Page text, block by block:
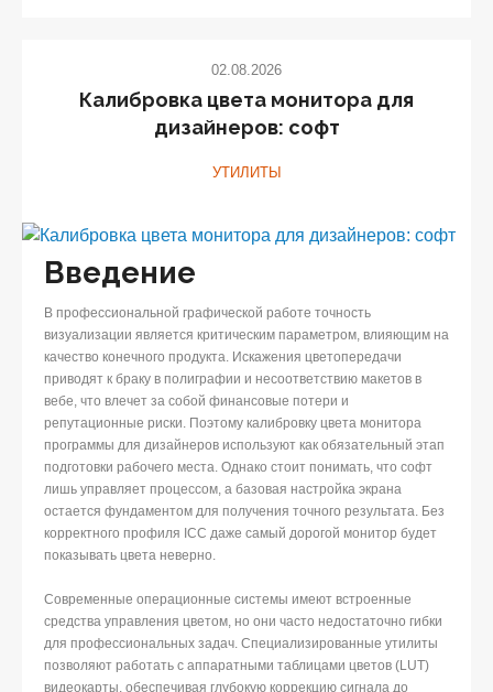
02.08.2026
Калибровка цвета монитора для
дизайнеров: софт
УТИЛИТЫ
Введение
В профессиональной графической работе точность
визуализации является критическим параметром, влияющим на
качество конечного продукта. Искажения цветопередачи
приводят к браку в полиграфии и несоответствию макетов в
вебе, что влечет за собой финансовые потери и
репутационные риски. Поэтому калибровку цвета монитора
программы для дизайнеров используют как обязательный этап
подготовки рабочего места. Однако стоит понимать, что софт
лишь управляет процессом, а базовая настройка экрана
остается фундаментом для получения точного результата. Без
корректного профиля ICC даже самый дорогой монитор будет
показывать цвета неверно.
Современные операционные системы имеют встроенные
средства управления цветом, но они часто недостаточно гибки
для профессиональных задач. Специализированные утилиты
позволяют работать с аппаратными таблицами цветов (LUT)
видеокарты, обеспечивая глубокую коррекцию сигнала до